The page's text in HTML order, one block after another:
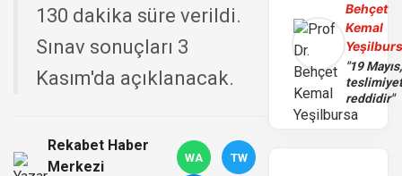
130 dakika süre verildi.
Sınav sonuçları 3
Kasım'da açıklanacak.
Rekabet Haber
Merkezi
WA TW
Behçet
Kemal
"19 Mayıs,
reddidir"